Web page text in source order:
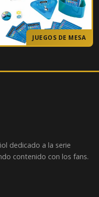
Parte 2
JUEGOS DE MESA
dedicado a la serie
contenido con los fans.